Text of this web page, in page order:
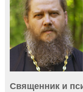
Священник и